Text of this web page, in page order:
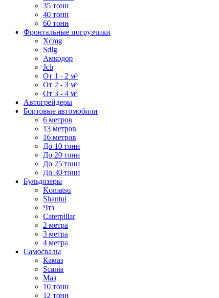
35 тонн
40 тонн
60 тонн
Фронтальные погрузчики
Xcmg
Sdlg
Амкодор
Jcb
От 1 - 2 м³
От 2 - 3 м³
От 3 - 4 м³
Автогрейдеры
Бортовые автомобили
6 метров
13 метров
16 метров
До 10 тонн
До 20 тонн
До 25 тонн
До 30 тонн
Бульдозеры
Komatsu
Shantui
Чтз
Caterpillar
2 метра
3 метра
4 метра
Самосвалы
Камаз
Scania
Маз
10 тонн
12 тонн